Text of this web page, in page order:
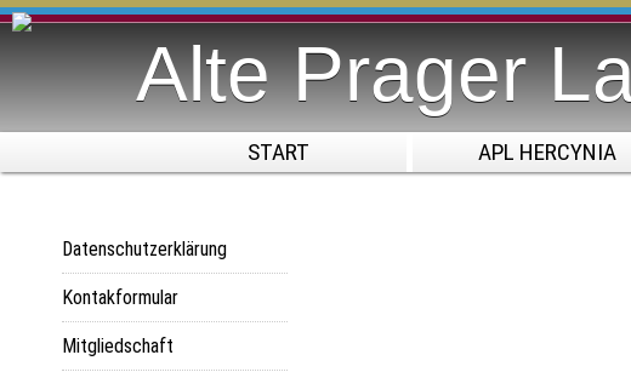
Alte Prager
START APL HERCYNIA
Datenschutzerklärung
Kontakformular
Mitgliedschaft